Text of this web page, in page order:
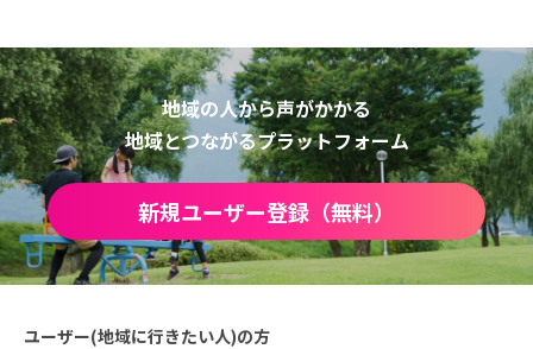
地域の人から声がかかる
地域とつながるプラットフォーム
新規ユーザー登録（無料）
ユーザー(地域に行きたい人)の方